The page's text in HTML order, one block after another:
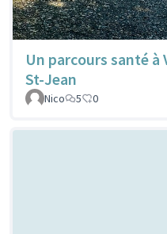
Un parcours santé à
St-Jean
Nico
5 0